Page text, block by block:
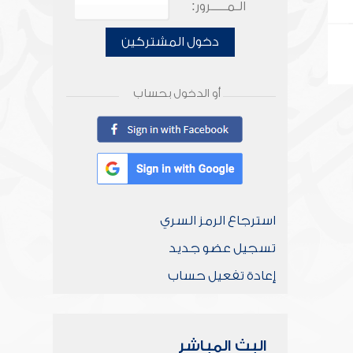
الـمـــــرور:
دخول المشتركين
أو الدخول بحساب
استرجاع الرمز السري
تسجيل عضو جديد
إعادة تفعيل حساب
البث المباشر